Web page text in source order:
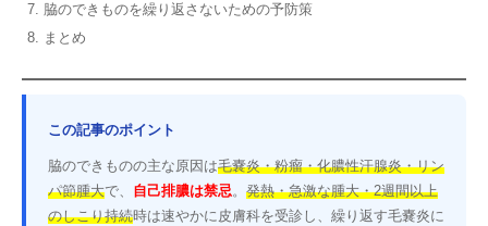
脇のできものを繰り返さないための予防策
まとめ
この記事のポイント
脇のできものの主な原因は毛嚢炎・粉瘤・化膿性汗腺炎・リン
パ節腫大で、 自己排膿は禁忌。 発熱・急激な腫大・2週間以上
のしこり持続時は速やかに皮膚科を受診し、繰り返す毛嚢炎に